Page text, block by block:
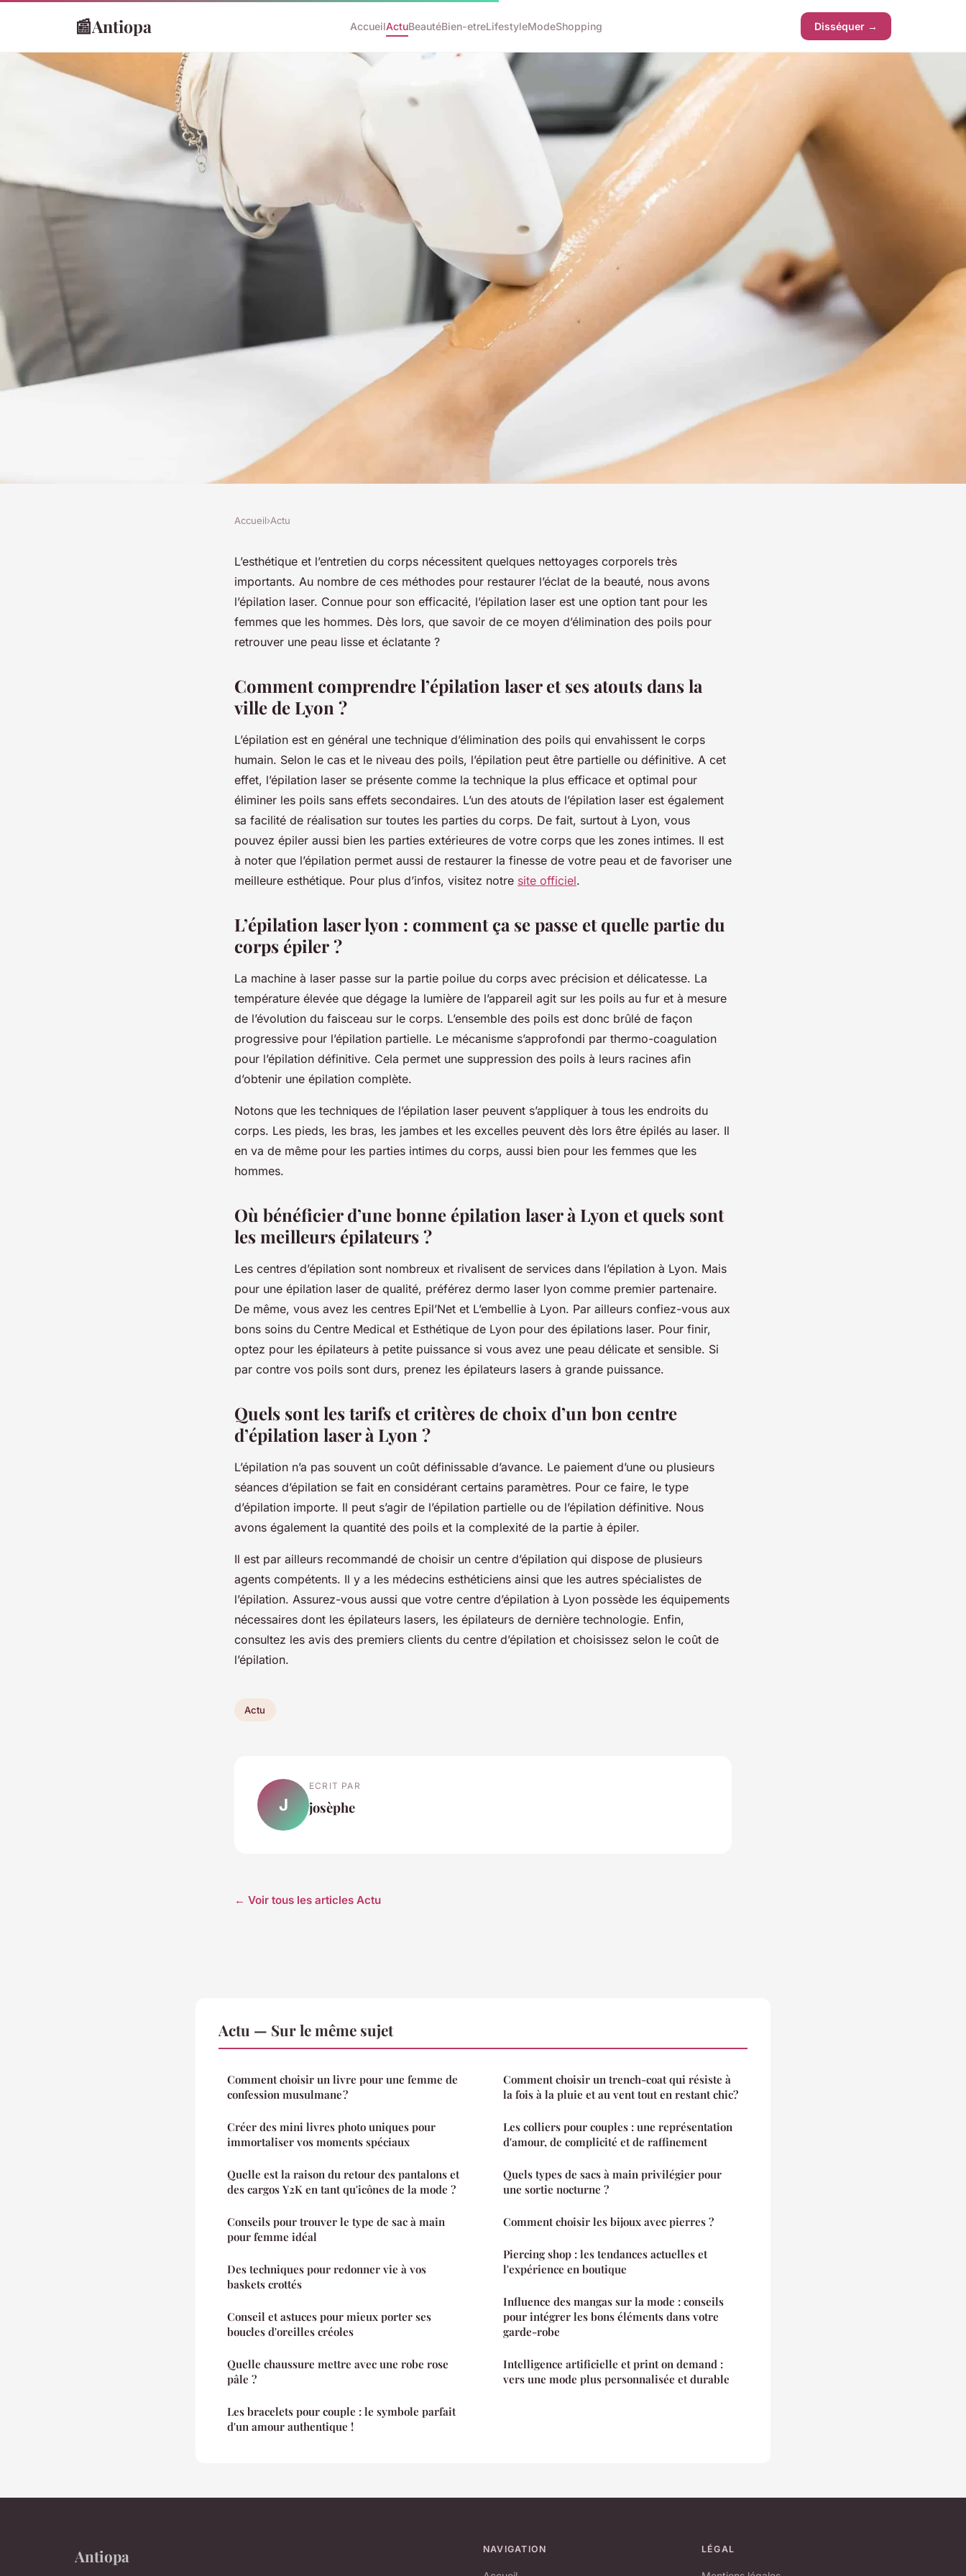
📰Antiopa AccueilActuBeautéBien-etreLifestyleModeShopping Disséquer →
A la découverte de tous les secrets de
l'épilation laser à Lyon
3 min de lecture
Accueil›Actu
L’esthétique et l’entretien du corps nécessitent quelques nettoyages corporels très
importants. Au nombre de ces méthodes pour restaurer l’éclat de la beauté, nous avons
l’épilation laser. Connue pour son efficacité, l’épilation laser est une option tant pour les
femmes que les hommes. Dès lors, que savoir de ce moyen d’élimination des poils pour
retrouver une peau lisse et éclatante ?
Comment comprendre l’épilation laser et ses atouts dans la
ville de Lyon ?
L’épilation est en général une technique d’élimination des poils qui envahissent le corps
humain. Selon le cas et le niveau des poils, l’épilation peut être partielle ou définitive. A cet
effet, l’épilation laser se présente comme la technique la plus efficace et optimal pour
éliminer les poils sans effets secondaires. L’un des atouts de l’épilation laser est également
sa facilité de réalisation sur toutes les parties du corps. De fait, surtout à Lyon, vous
pouvez épiler aussi bien les parties extérieures de votre corps que les zones intimes. Il est
à noter que l’épilation permet aussi de restaurer la finesse de votre peau et de favoriser une
meilleure esthétique. Pour plus d’infos, visitez notre site officiel.
L’épilation laser lyon : comment ça se passe et quelle partie du
corps épiler ?
La machine à laser passe sur la partie poilue du corps avec précision et délicatesse. La
température élevée que dégage la lumière de l’appareil agit sur les poils au fur et à mesure
de l’évolution du faisceau sur le corps. L’ensemble des poils est donc brûlé de façon
progressive pour l’épilation partielle. Le mécanisme s’approfondi par thermo-coagulation
pour l’épilation définitive. Cela permet une suppression des poils à leurs racines afin
d’obtenir une épilation complète.
Notons que les techniques de l’épilation laser peuvent s’appliquer à tous les endroits du
corps. Les pieds, les bras, les jambes et les excelles peuvent dès lors être épilés au laser. Il
en va de même pour les parties intimes du corps, aussi bien pour les femmes que les
hommes.
Où bénéficier d’une bonne épilation laser à Lyon et quels sont
les meilleurs épilateurs ?
Les centres d’épilation sont nombreux et rivalisent de services dans l’épilation à Lyon. Mais
pour une épilation laser de qualité, préférez dermo laser lyon comme premier partenaire.
De même, vous avez les centres Epil’Net et L’embellie à Lyon. Par ailleurs confiez-vous aux
bons soins du Centre Medical et Esthétique de Lyon pour des épilations laser. Pour finir,
optez pour les épilateurs à petite puissance si vous avez une peau délicate et sensible. Si
par contre vos poils sont durs, prenez les épilateurs lasers à grande puissance.
Quels sont les tarifs et critères de choix d’un bon centre
d’épilation laser à Lyon ?
L’épilation n’a pas souvent un coût définissable d’avance. Le paiement d’une ou plusieurs
séances d’épilation se fait en considérant certains paramètres. Pour ce faire, le type
d’épilation importe. Il peut s’agir de l’épilation partielle ou de l’épilation définitive. Nous
avons également la quantité des poils et la complexité de la partie à épiler.
Il est par ailleurs recommandé de choisir un centre d’épilation qui dispose de plusieurs
agents compétents. Il y a les médecins esthéticiens ainsi que les autres spécialistes de
l’épilation. Assurez-vous aussi que votre centre d’épilation à Lyon possède les équipements
nécessaires dont les épilateurs lasers, les épilateurs de dernière technologie. Enfin,
consultez les avis des premiers clients du centre d’épilation et choisissez selon le coût de
l’épilation.
Actu
J
ECRIT PAR
josèphe
← Voir tous les articles Actu
Actu — Sur le même sujet
Comment choisir un livre pour une femme de
confession musulmane ?
Créer des mini livres photo uniques pour
immortaliser vos moments spéciaux
Quelle est la raison du retour des pantalons et
des cargos Y2K en tant qu'icônes de la mode ?
Conseils pour trouver le type de sac à main
pour femme idéal
Des techniques pour redonner vie à vos
baskets crottés
Conseil et astuces pour mieux porter ses
boucles d'oreilles créoles
Quelle chaussure mettre avec une robe rose
pâle ?
Les bracelets pour couple : le symbole parfait
d'un amour authentique !
Comment choisir un trench-coat qui résiste à
la fois à la pluie et au vent tout en restant chic?
Les colliers pour couples : une représentation
d'amour, de complicité et de raffinement
Quels types de sacs à main privilégier pour
une sortie nocturne ?
Comment choisir les bijoux avec pierres ?
Piercing shop : les tendances actuelles et
l'expérience en boutique
Influence des mangas sur la mode : conseils
pour intégrer les bons éléments dans votre
garde-robe
Intelligence artificielle et print on demand :
vers une mode plus personnalisée et durable
Antiopa NAVIGATION LÉGAL